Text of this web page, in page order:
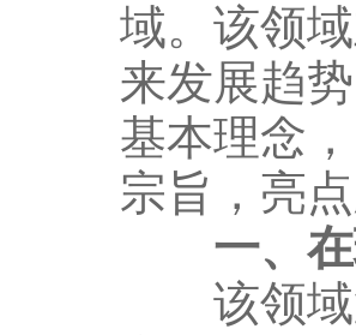
域。该领
来发展趋
基本理念
宗旨，亮点
一、
该领域